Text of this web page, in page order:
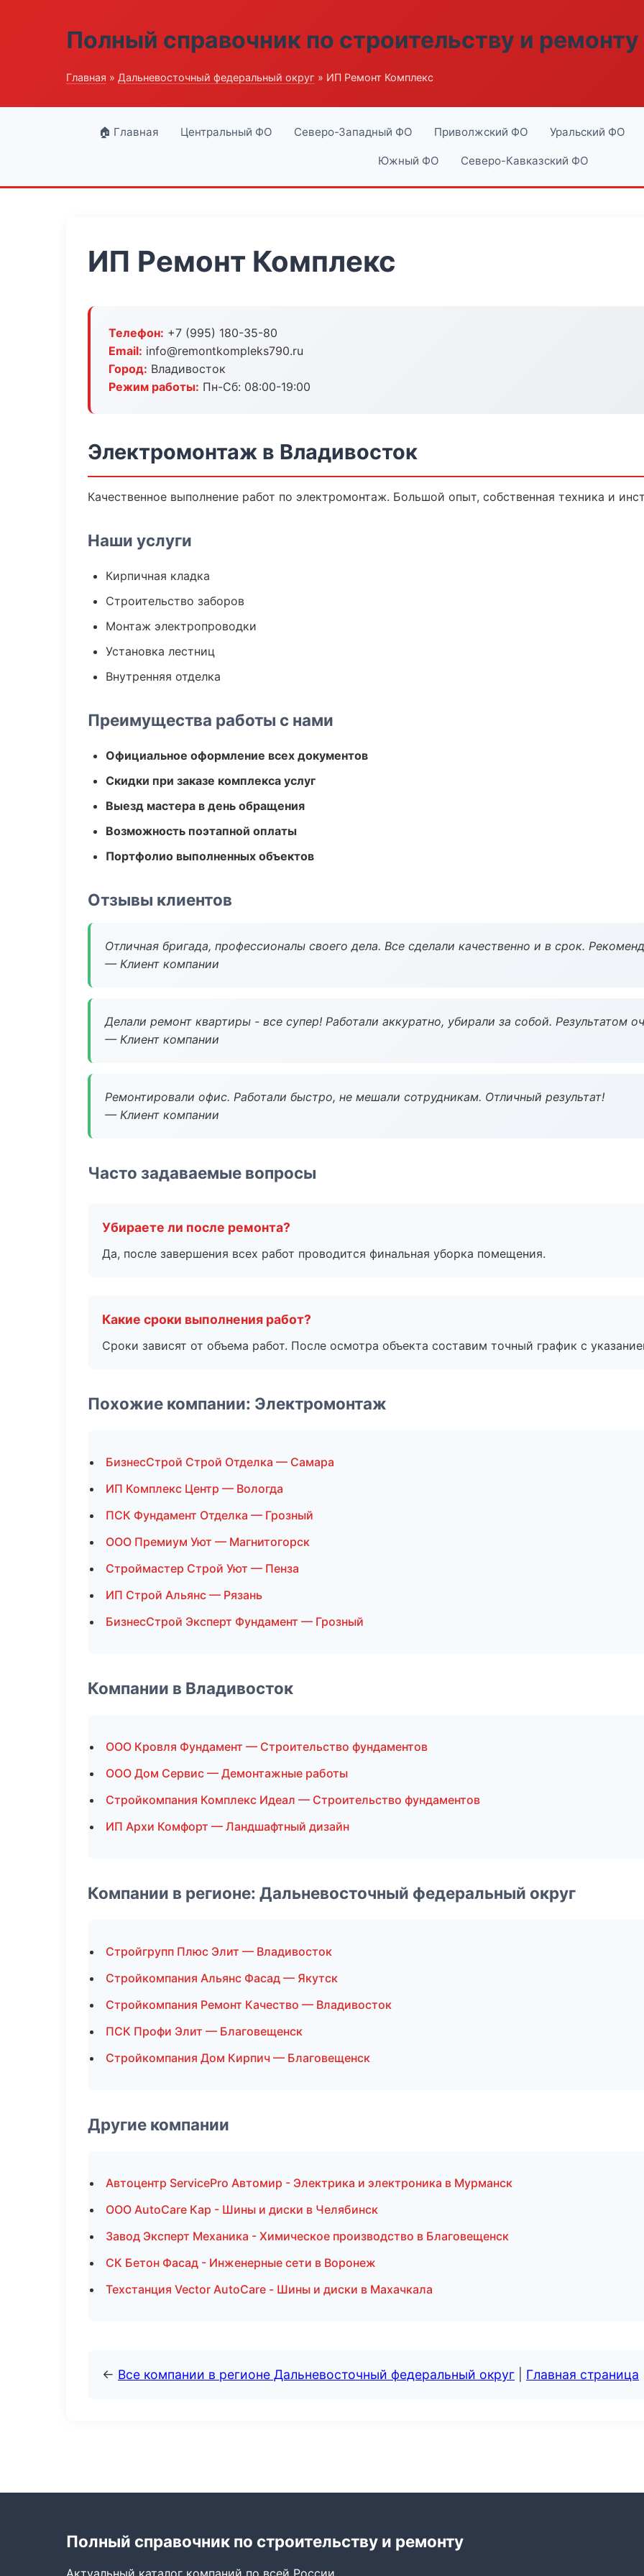
Полный справочник по строительству и ремонту
Главная » Дальневосточный федеральный округ » ИП Ремонт Комплекс
🏠 Главная Центральный ФО Северо-Западный ФО Приволжский ФО Уральский ФО
Южный ФО Северо-Кавказский ФО
ИП Ремонт Комплекс
Телефон: +7 (995) 180-35-80
Email: info@remontkompleks790.ru
Город: Владивосток
Режим работы: Пн-Сб: 08:00-19:00
Электромонтаж в Владивосток
Качественное выполнение работ по электромонтаж. Большой опыт, собственная техника и
Наши услуги
Кирпичная кладка
Строительство заборов
Монтаж электропроводки
Установка лестниц
Внутренняя отделка
Преимущества работы с нами
Официальное оформление всех документов
Скидки при заказе комплекса услуг
Выезд мастера в день обращения
Возможность поэтапной оплаты
Портфолио выполненных объектов
Отзывы клиентов
Отличная бригада, профессионалы своего дела. Все сделали качественно и в срок.
— Клиент компании
Делали ремонт квартиры - все супер! Работали аккуратно, убирали за собой. Результатом
— Клиент компании
Ремонтировали офис. Работали быстро, не мешали сотрудникам. Отличный результат!
— Клиент компании
Часто задаваемые вопросы
Убираете ли после ремонта?
Да, после завершения всех работ проводится финальная уборка помещения.
Какие сроки выполнения работ?
Сроки зависят от объема работ. После осмотра объекта составим точный график с
Похожие компании: Электромонтаж
БизнесСтрой Строй Отделка — Самара
ИП Комплекс Центр — Вологда
ПСК Фундамент Отделка — Грозный
ООО Премиум Уют — Магнитогорск
Строймастер Строй Уют — Пенза
ИП Строй Альянс — Рязань
БизнесСтрой Эксперт Фундамент — Грозный
Компании в Владивосток
ООО Кровля Фундамент — Строительство фундаментов
ООО Дом Сервис — Демонтажные работы
Стройкомпания Комплекс Идеал — Строительство фундаментов
ИП Архи Комфорт — Ландшафтный дизайн
Компании в регионе: Дальневосточный федеральный округ
Стройгрупп Плюс Элит — Владивосток
Стройкомпания Альянс Фасад — Якутск
Стройкомпания Ремонт Качество — Владивосток
ПСК Профи Элит — Благовещенск
Стройкомпания Дом Кирпич — Благовещенск
Другие компании
Автоцентр ServicePro Автомир - Электрика и электроника в Мурманск
ООО AutoCare Кар - Шины и диски в Челябинск
Завод Эксперт Механика - Химическое производство в Благовещенск
СК Бетон Фасад - Инженерные сети в Воронеж
Техстанция Vector AutoCare - Шины и диски в Махачкала
← Все компании в регионе Дальневосточный федеральный округ Главная страница
Полный справочник по строительству и ремонту
Актуальный каталог компаний по всей России